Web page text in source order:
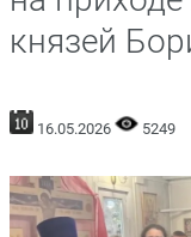
князей
16.05.2026 5249